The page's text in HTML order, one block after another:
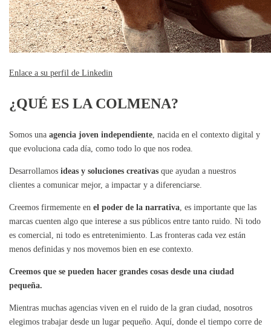
Enlace a su perfil de Linkedin
¿QUÉ ES LA COLMENA?
Somos una agencia joven independiente , nacida en el contexto digital y
que evoluciona cada día, como todo lo que nos rodea.
Desarrollamos ideas y soluciones creativas que ayudan a nuestros
clientes a comunicar mejor, a impactar y a diferenciarse.
Creemos firmemente en el poder de la narrativa , es importante que las
marcas cuenten algo que interese a sus públicos entre tanto ruido. Ni todo
es comercial, ni todo es entretenimiento. Las fronteras cada vez están
menos definidas y nos movemos bien en ese contexto.
Creemos que se pueden hacer grandes cosas desde una ciudad
pequeña.
Mientras muchas agencias viven en el ruido de la gran ciudad, nosotros
elegimos trabajar desde un lugar pequeño. Aquí, donde el tiempo corre de